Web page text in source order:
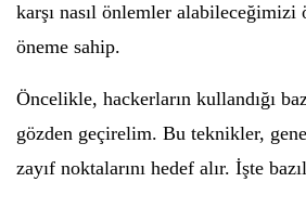
karşı nasıl önlemler
öneme sahip.
Öncelikle, hackerların kullandığı
gözden geçirelim. Bu teknikler,
zayıf noktalarını hedef alır. İşte